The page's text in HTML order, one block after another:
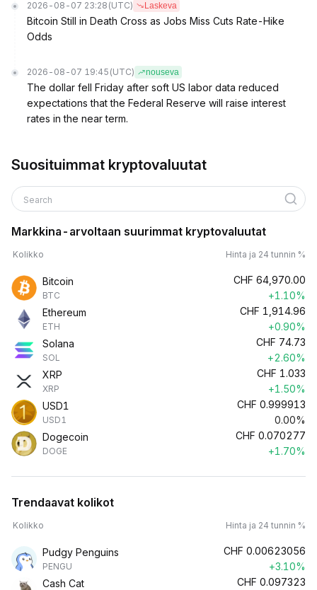
2026-08-07 23:28 (UTC) Laskeva
Bitcoin Still in Death Cross as Jobs Miss Cuts Rate-Hike
Odds
2026-08-07 19:45 (UTC) nouseva
The dollar fell Friday after soft US labor data reduced
expectations that the Federal Reserve will raise interest
rates in the near term.
Suosituimmat kryptovaluutat
Search
Markkina-arvoltaan suurimmat kryptovaluutat
Kolikko Hinta ja 24 tunnin %
Bitcoin
BTC
CHF 64,970.00
+1.10%
Ethereum
ETH
CHF 1,914.96
+0.90%
Solana
SOL
CHF 74.73
+2.60%
XRP
XRP
CHF 1.033
+1.50%
USD1
USD1
CHF 0.999913
0.00%
Dogecoin
DOGE
CHF 0.070277
+1.70%
Trendaavat kolikot
Kolikko Hinta ja 24 tunnin %
Pudgy Penguins
PENGU
CHF 0.00623056
+3.10%
Cash Cat
CHF 0.097323